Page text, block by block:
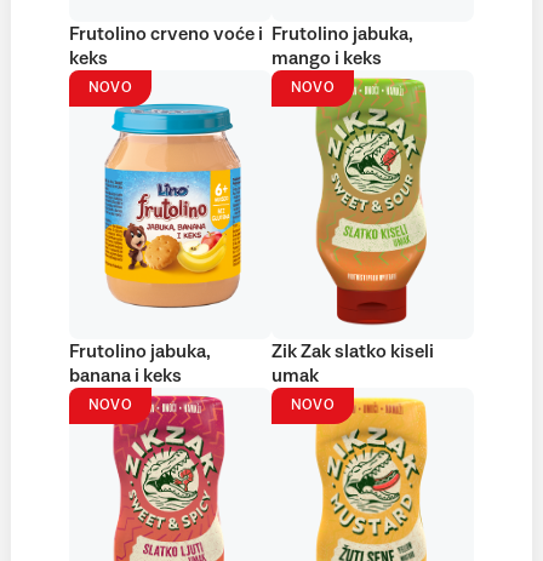
Frutolino crveno voće i
keks
Frutolino jabuka,
mango i keks
NOVO
Frutolino jabuka,
banana i keks
NOVO
Zik Zak slatko kiseli
umak
NOVO NOVO